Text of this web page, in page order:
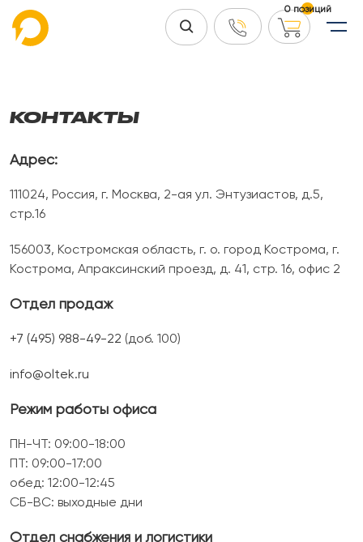
0 позиций
КОНТАКТЫ
Адрес:
111024, Россия, г. Москва, 2-ая ул. Энтузиастов, д.5,
стр.16
156003, Костромская область, г. о. город Кострома, г.
Кострома, Апраксинский проезд, д. 41, стр. 16, офис 2
Отдел продаж
+7 (495) 988-49-22 (доб. 100)
info@oltek.ru
Режим работы офиса
ПН-ЧТ: 09:00-18:00
ПТ: 09:00-17:00
обед: 12:00-12:45
СБ-ВС: выходные дни
Отдел снабжения и логистики